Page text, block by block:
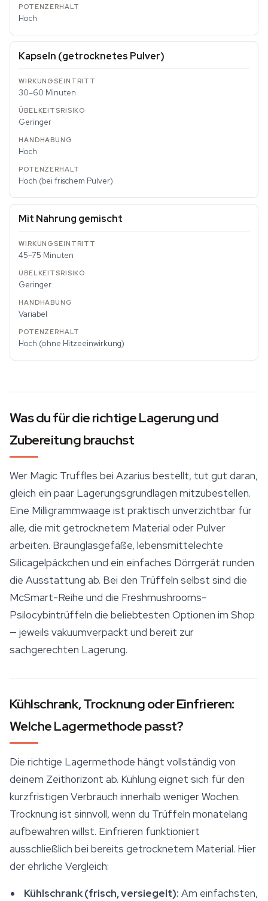
Hoch
Kapseln (getrocknetes Pulver)
30–60 Minuten
Geringer
Hoch
Hoch (bei frischem Pulver)
Mit Nahrung gemischt
45–75 Minuten
Geringer
Variabel
Hoch (ohne Hitzeeinwirkung)
Was du für die richtige Lagerung und
Zubereitung brauchst
Wer Magic Truffles bei Azarius bestellt, tut gut daran,
gleich ein paar Lagerungsgrundlagen mitzubestellen.
Eine Milligrammwaage ist praktisch unverzichtbar für
alle, die mit getrocknetem Material oder Pulver
arbeiten. Braunglasgefäße, lebensmittelechte
Silicagelpäckchen und ein einfaches Dörrgerät runden
die Ausstattung ab. Bei den Trüffeln selbst sind die
McSmart-Reihe und die Freshmushrooms-
Psilocybintrüffeln die beliebtesten Optionen im Shop
— jeweils vakuumverpackt und bereit zur
sachgerechten Lagerung.
Kühlschrank, Trocknung oder Einfrieren:
Welche Lagermethode passt?
Die richtige Lagermethode hängt vollständig von
deinem Zeithorizont ab. Kühlung eignet sich für den
kurzfristigen Verbrauch innerhalb weniger Wochen.
Trocknung ist sinnvoll, wenn du Trüffeln monatelang
aufbewahren willst. Einfrieren funktioniert
ausschließlich bei bereits getrocknetem Material. Hier
der ehrliche Vergleich:
Kühlschrank (frisch, versiegelt): Am einfachsten,